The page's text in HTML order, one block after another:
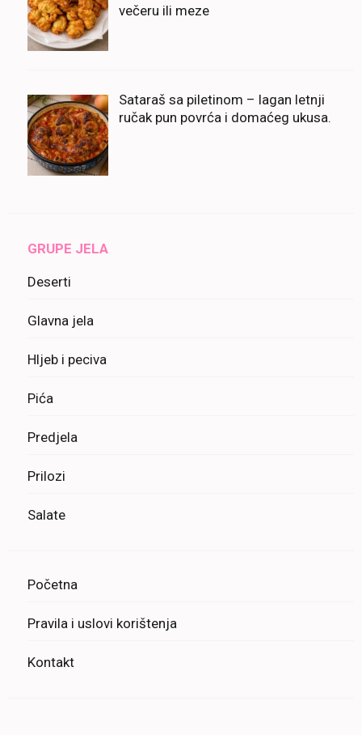
večeru ili meze
Sataraš sa piletinom – lagan letnji
ručak pun povrća i domaćeg ukusa.
GRUPE JELA
Deserti
Glavna jela
Hljeb i peciva
Pića
Predjela
Prilozi
Salate
Početna
Pravila i uslovi korištenja
Kontakt